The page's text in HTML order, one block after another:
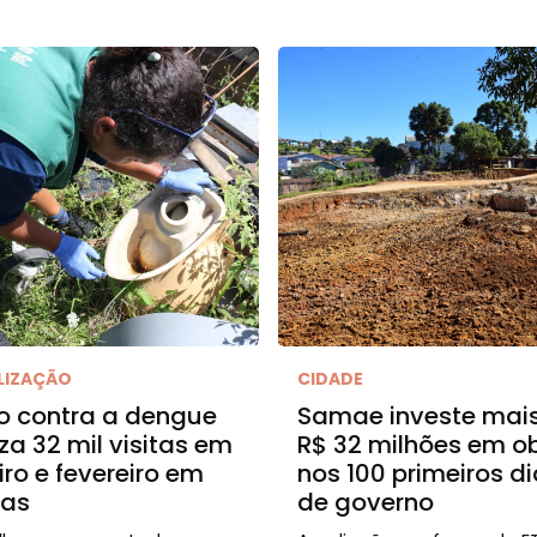
contra a dengue
32 mil visitas em
e fevereiro em
CIDADE
Samae investe
R$ 32 milhões em
nos 100 primeiros
de governo